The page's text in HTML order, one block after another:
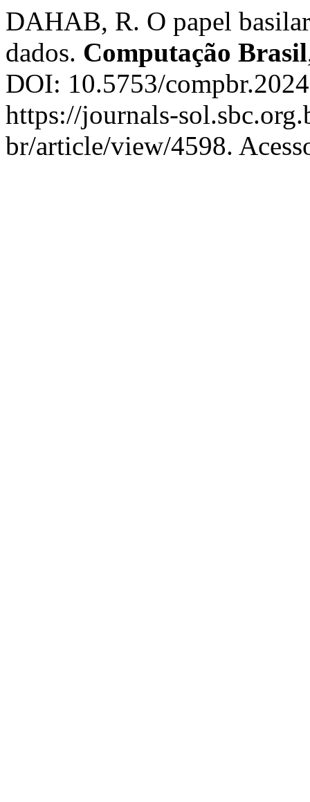
DAHAB, R. O papel
dados. Computação Brasil
DOI: 10.5753/
https://journals-
br/article/view/4598.